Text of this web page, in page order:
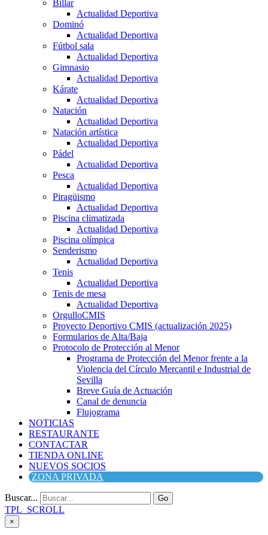
Billar
Actualidad Deportiva
Dominó
Actualidad Deportiva
Fútbol sala
Actualidad Deportiva
Gimnasio
Actualidad Deportiva
Kárate
Actualidad Deportiva
Natación
Actualidad Deportiva
Natación artística
Actualidad Deportiva
Pádel
Actualidad Deportiva
Pesca
Actualidad Deportiva
Piragüismo
Actualidad Deportiva
Piscina climatizada
Actualidad Deportiva
Piscina olímpica
Senderismo
Actualidad Deportiva
Tenis
Actualidad Deportiva
Tenis de mesa
Actualidad Deportiva
OrgulloCMIS
Proyecto Deportivo CMIS (actualización 2025)
Formularios de Alta/Baja
Protocolo de Protección al Menor
Programa de Protección del Menor frente a la
Violencia del Círculo Mercantil e Industrial de
Sevilla
Breve Guía de Actuación
Canal de denuncia
Flujograma
NOTICIAS
RESTAURANTE
CONTACTAR
TIENDA ONLINE
NUEVOS SOCIOS
ZONA PRIVADA
Buscar... Go
TPL_SCROLL
×